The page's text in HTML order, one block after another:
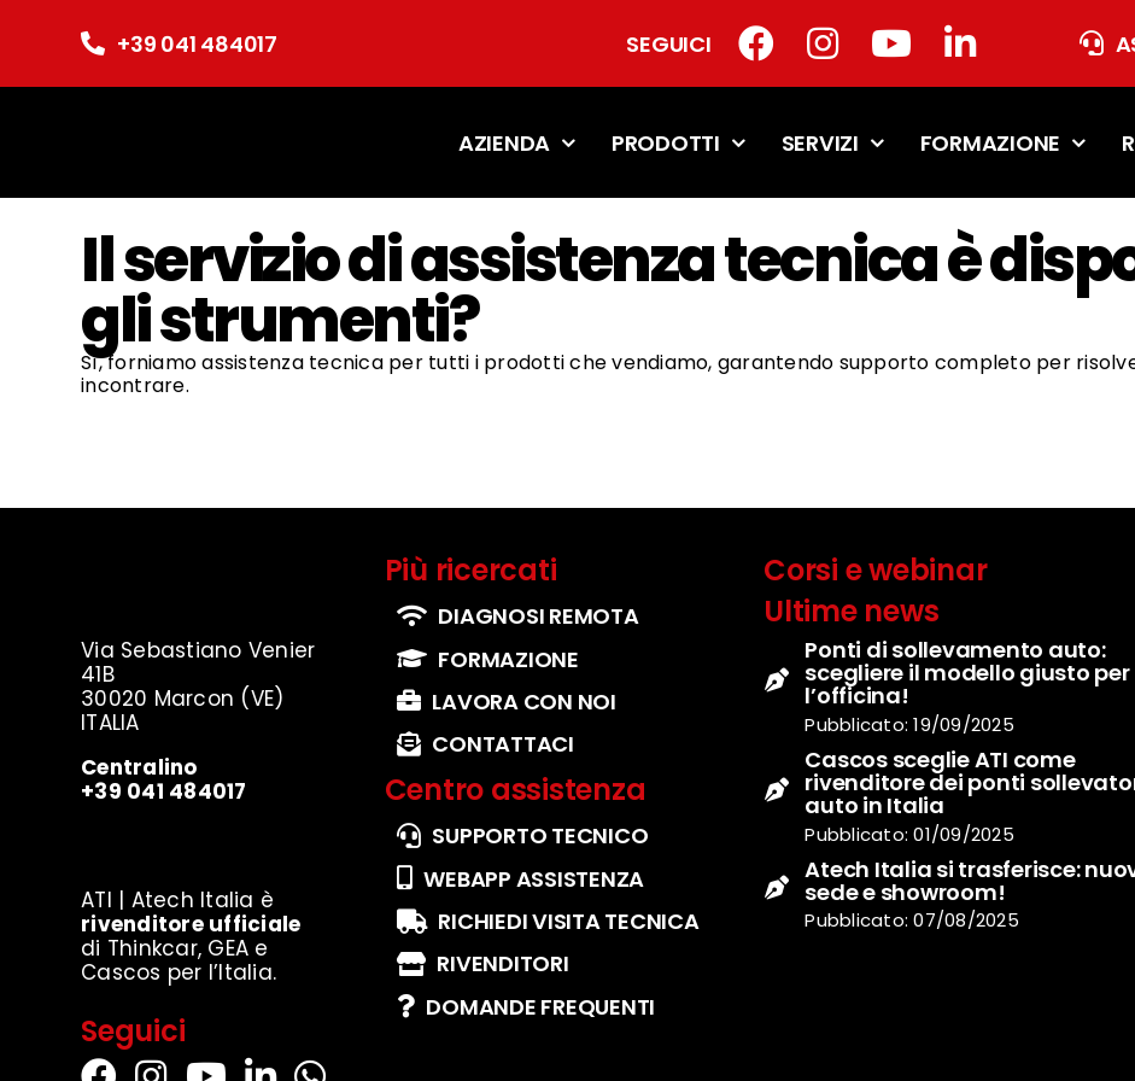
contenuto +39 041 484017 SEGUICI
AZIENDA PRODOTTI SERVIZI FORMAZIONE
Il servizio di assistenza tecnica è
gli strumenti?
Sì, forniamo assistenza tecnica per tutti i prodotti che vendiamo, garantendo supporto completo per
incontrare.
Via Sebastiano Venier
41B
30020 Marcon (VE)
ITALIA
Centralino
+39 041 484017
ATI | Atech Italia è
rivenditore ufficiale
di Thinkcar, GEA e
Cascos per l’Italia.
Seguici
Più ricercati
DIAGNOSI REMOTA
FORMAZIONE
LAVORA CON NOI
CONTATTACI
Centro assistenza
SUPPORTO TECNICO
WEBAPP ASSISTENZA
RICHIEDI VISITA TECNICA
RIVENDITORI
DOMANDE FREQUENTI
Corsi e webinar
Ultime news
Ponti di sollevamento auto:
scegliere il modello giusto per
l’officina!
Pubblicato: 19/09/2025
Cascos sceglie ATI come
rivenditore dei ponti
auto in Italia
Pubblicato: 01/09/2025
Atech Italia si trasferisce:
sede e showroom!
Pubblicato: 07/08/2025